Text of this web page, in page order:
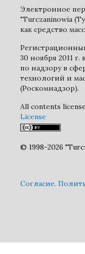
Электронное
"Turczaninowia
как средство
30 ноября 2011
по надзору в
технологий и
(Роскомнадзор).
All contents
License
© 1998-2026
Cогласие.